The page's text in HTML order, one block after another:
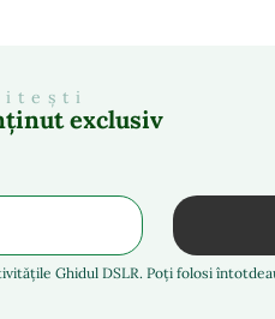
exclusiv
Ghidul DSLR. Poți folosi